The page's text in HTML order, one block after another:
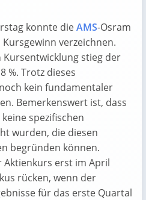
konnte dieAMS-Osram
verzeichnen.
stieg der
%. Trotz dieses
kein fundamentaler
Bemerkenswert ist, dass
spezifischen
wurden, die diesen
begründen können.
erst im April
rücken, wenn der
für das erste Quartal